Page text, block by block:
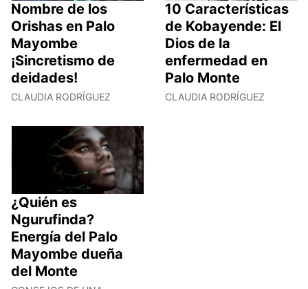
Nombre de los
Orishas en Palo
Mayombe
¡Sincretismo de
deidades!
CLAUDIA RODRÍGUEZ
10 Características
de Kobayende: El
Dios de la
enfermedad en
Palo Monte
CLAUDIA RODRÍGUEZ
¿Quién es
Ngurufinda?
Energía del Palo
Mayombe dueña
del Monte